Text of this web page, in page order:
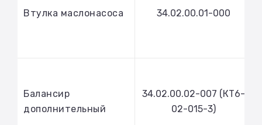
Втулка маслонасоса 34.02.00.01-000
Балансир
дополнительный
34.02.00.02-007 (КТ6-
02-015-3)